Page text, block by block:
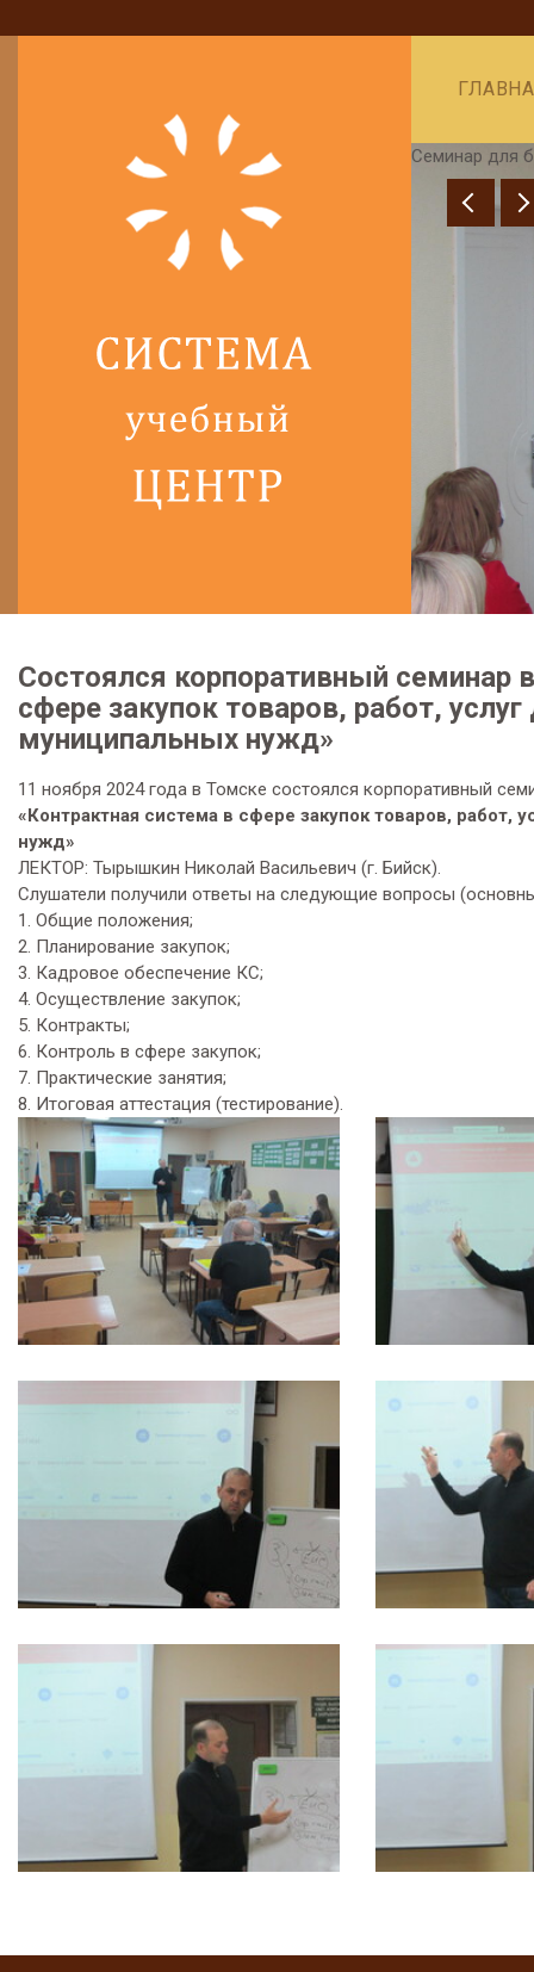
Семинар для бухгалтеров, Томск
Состоялся корпоративный семинар
сфере закупок товаров, работ,
муниципальных нужд»
11 ноября 2024 года в Томске состоялся корпоративный
«Контрактная система в сфере закупок товаров,
нужд»
ЛЕКТОР: Тыpышкин Никoлaй Вaсильевич (г. Бийск).
Слушатели получили ответы на следующие вопросы
1. Общие положения;
2. Планирование закупок;
3. Кадровое обеспечение КС;
4. Осуществление закупок;
5. Контракты;
6. Контроль в сфере закупок;
7. Практические занятия;
8. Итоговая аттестация (тестирование).